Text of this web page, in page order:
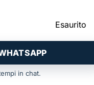
Esaurito
in chat.